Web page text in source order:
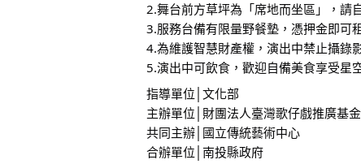
2.舞台前方草坪為「席地而坐區」，請
3.服務台備有限量野餐墊，憑押金即可
4.為維護智慧財產權，演出中禁止攝錄
5.演出中可飲食，歡迎自備美食享受星
指導單位│文化部
主辦單位│財團法人臺灣歌仔戲推廣基
共同主辦│國立傳統藝術中心
合辦單位│南投縣政府